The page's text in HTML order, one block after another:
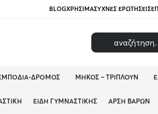
BLOGΧΡΉΣΙΜΑΣΥΧΝΈΣ ΕΡΩΤΉΣΕΙΣ
ΔΡΌΜΟΣ ΜΉΚΟΣ – ΤΡΙΠΛΟΎΝ
ΕΊΔΗ ΓΥΜΝΑΣΤΙΚΉΣ ΆΡΣΗ ΒΑΡΏΝ